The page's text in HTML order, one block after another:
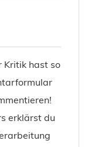
Kritik hast so
erklärst du